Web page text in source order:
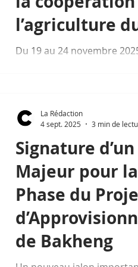
l’agriculture
Du 19 au 24 novembre
renforcée entre la France
Reap, actée par la
Signature
Majeur pour
Phase du
de Bakheng
La Rédaction
4 sept. 2025
3 min de